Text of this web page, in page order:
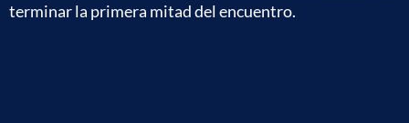
terminar la primera mitad del encuentro.